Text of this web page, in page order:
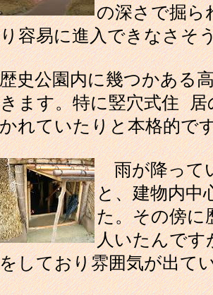
の深さで掘
容易に進入できなさそ
公園内に幾つかある高
ます。特に竪穴式住
れていたりと本格的で
雨が降って
と、建物内中
た。その傍に
人いたんです
しており雰囲気が出て